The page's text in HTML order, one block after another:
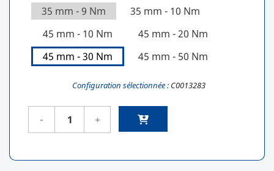
35 mm - 9 Nm
35 mm - 10 Nm
45 mm - 10 Nm
45 mm - 20 Nm
45 mm - 30 Nm
45 mm - 50 Nm
Configuration sélectionnée : C0013283